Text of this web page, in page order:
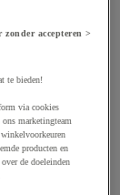
zonder accepteren >
te bieden!
via cookies
marketingteam
winkelvoorkeuren
producten en
de doeleinden